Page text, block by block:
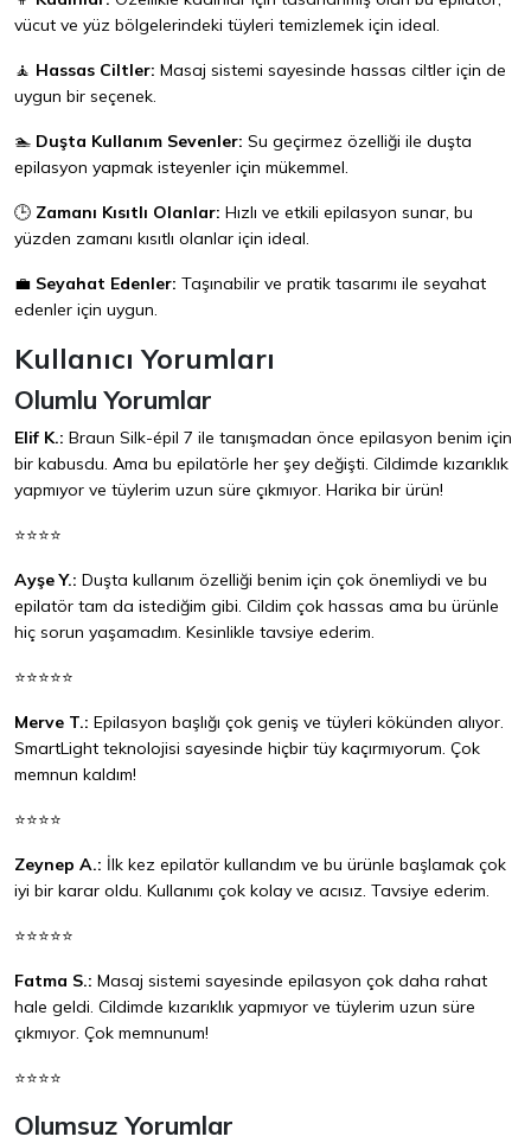
vücut ve yüz bölgelerindeki tüyleri temizlemek için ideal.
🧘 Hassas Ciltler: Masaj sistemi sayesinde hassas ciltler için de
uygun bir seçenek.
🏊 Duşta Kullanım Sevenler: Su geçirmez özelliği ile duşta
epilasyon yapmak isteyenler için mükemmel.
🕒 Zamanı Kısıtlı Olanlar: Hızlı ve etkili epilasyon sunar, bu
yüzden zamanı kısıtlı olanlar için ideal.
💼 Seyahat Edenler: Taşınabilir ve pratik tasarımı ile seyahat
edenler için uygun.
Kullanıcı Yorumları
Olumlu Yorumlar
Elif K.: Braun Silk-épil 7 ile tanışmadan önce epilasyon benim için
bir kabusdu. Ama bu epilatörle her şey değişti. Cildimde kızarıklık
yapmıyor ve tüylerim uzun süre çıkmıyor. Harika bir ürün!
⭐⭐⭐⭐
Ayşe Y.: Duşta kullanım özelliği benim için çok önemliydi ve bu
epilatör tam da istediğim gibi. Cildim çok hassas ama bu ürünle
hiç sorun yaşamadım. Kesinlikle tavsiye ederim.
⭐⭐⭐⭐⭐
Merve T.: Epilasyon başlığı çok geniş ve tüyleri kökünden alıyor.
SmartLight teknolojisi sayesinde hiçbir tüy kaçırmıyorum. Çok
memnun kaldım!
⭐⭐⭐⭐
Zeynep A.: İlk kez epilatör kullandım ve bu ürünle başlamak çok
iyi bir karar oldu. Kullanımı çok kolay ve acısız. Tavsiye ederim.
⭐⭐⭐⭐⭐
Fatma S.: Masaj sistemi sayesinde epilasyon çok daha rahat
hale geldi. Cildimde kızarıklık yapmıyor ve tüylerim uzun süre
çıkmıyor. Çok memnunum!
⭐⭐⭐⭐
Olumsuz Yorumlar